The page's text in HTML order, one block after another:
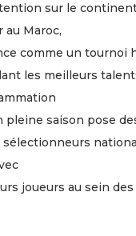
sur le
au Maroc,
comme un tournoi
les meilleurs
saison pose
joueurs au sein